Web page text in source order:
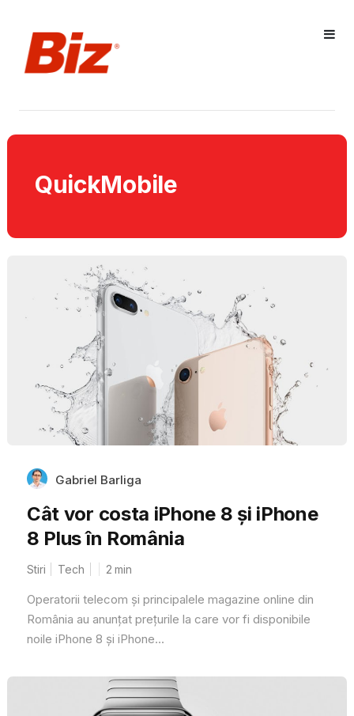
QuickMobile
Gabriel Barliga
Cât vor costa iPhone 8 și iPhone
8 Plus în România
Stiri Tech 2 min
Operatorii telecom și principalele magazine online din
România au anunțat prețurile la care vor fi disponibile
noile iPhone 8 și iPhone...